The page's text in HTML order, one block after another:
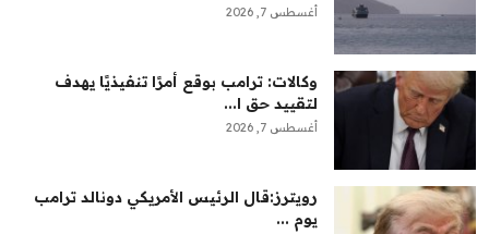
أغسطس 7, 2026
وكالات: ترامب بوقع أمرًا تنفيذيًا يهدف
لتقييد حق ا...
أغسطس 7, 2026
رويترز:‏قال ​الرئيس ​الأمريكي ⁠دونالد ​ترامب ​
يوم ...